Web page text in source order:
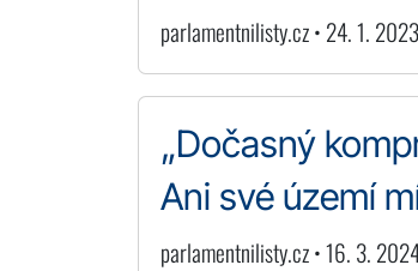
parlamentnilisty.cz • 24. 1.
„Dočasný
Ani své území
parlamentnilisty.cz • 16. 3.